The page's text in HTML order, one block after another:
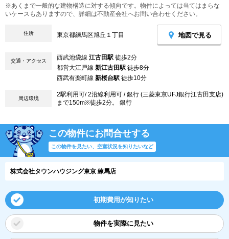
※あくまで一般的な建物構造に対する傾向です。物件によっては当てはまらな
いケースもありますので、詳細は不動産会社へお問い合わせください。
住所 東京都練馬区旭丘１丁目 地図で見る
交通・アクセス 西武池袋線 江古田駅 徒歩2分
都営大江戸線 新江古田駅 徒歩8分
西武有楽町線 新桜台駅 徒歩10分
周辺環境
2駅利用可/ 2沿線利用可 / 銀行 (三菱東京UFJ銀行江古田支店)
まで150m※徒歩2分。 銀行
この物件にお問合せする
この物件を見たい、空室状況を知りたいなど
株式会社タウンハウジング東京 練馬店
初期費用が知りたい
物件を実際に見たい